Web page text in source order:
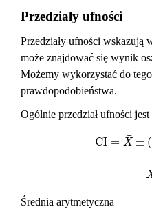
Przedziały ufności
Przedziały ufności wskazują
może znajdować się wynik
Możemy wykorzystać do
prawdopodobieństwa.
Ogólnie przedział ufności
CI = X
¯ ± (
C I=X¯ ±(z 1
Średnia arytmetyczna